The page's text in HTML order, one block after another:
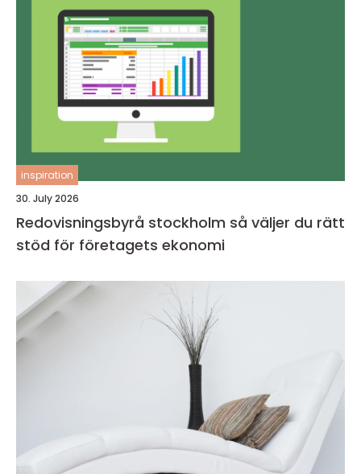
inspiration
30. July 2026
Redovisningsbyrå stockholm så väljer du rätt
stöd för företagets ekonomi